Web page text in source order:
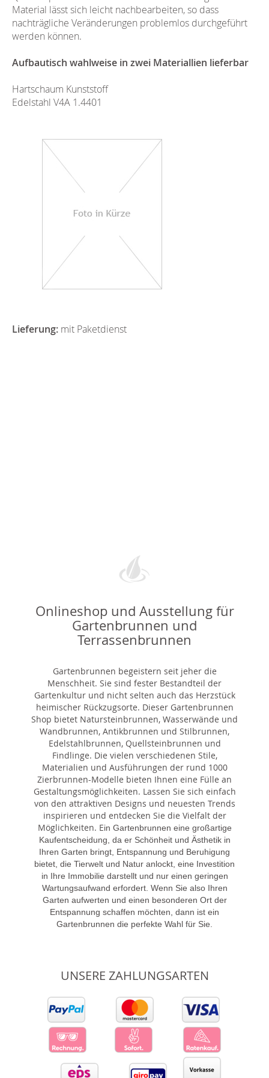
Material lässt sich leicht nachbearbeiten, so dass
nachträgliche Veränderungen problemlos durchgeführt
werden können.
Aufbautisch wahlweise in zwei Materiallien lieferbar
Hartschaum Kunststoff
Edelstahl V4A 1.4401
Lieferung: mit Paketdienst
Onlineshop und Ausstellung für
Gartenbrunnen und
Terrassenbrunnen
Gartenbrunnen begeistern seit jeher die
Menschheit. Sie sind fester Bestandteil der
Gartenkultur und nicht selten auch das Herzstück
heimischer Rückzugsorte. Dieser Gartenbrunnen
Shop bietet Natursteinbrunnen, Wasserwände und
Wandbrunnen, Antikbrunnen und Stilbrunnen,
Edelstahlbrunnen, Quellsteinbrunnen und
Findlinge. Die vielen verschiedenen Stile,
Materialien und Ausführungen der rund 1000
Zierbrunnen-Modelle bieten Ihnen eine Fülle an
Gestaltungsmöglichkeiten. Lassen Sie sich einfach
von den attraktiven Designs und neuesten Trends
inspirieren und entdecken Sie die Vielfalt der
Möglichkeiten. Ein Gartenbrunnen eine großartige
Kaufentscheidung, da er Schönheit und Ästhetik in
Ihren Garten bringt, Entspannung und Beruhigung
bietet, die Tierwelt und Natur anlockt, eine Investition
in Ihre Immobilie darstellt und nur einen geringen
Wartungsaufwand erfordert. Wenn Sie also Ihren
Garten aufwerten und einen besonderen Ort der
Entspannung schaffen möchten, dann ist ein
Gartenbrunnen die perfekte Wahl für Sie.
UNSERE ZAHLUNGSARTEN